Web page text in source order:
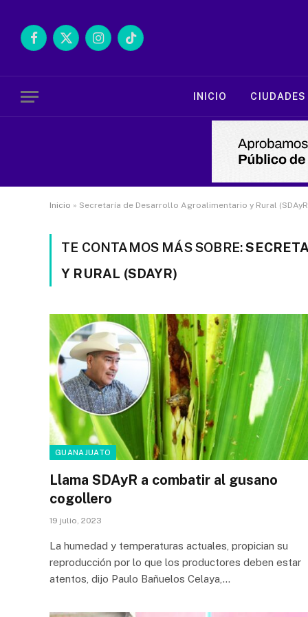
Facebook
X
InstagramTikTok
INICIO CIUDADES
Inicio » Secretaría de Desarrollo Agroalimentario y Rural
TE CONTAMOS MÁS SOBRE:
Y RURAL (SDAYR)
GUANAJUATO
Llama SDAyR a combatir al gusano
cogollero
19 julio, 2023
La humedad y temperaturas actuales, propician su
reproducción por lo que los productores deben estar
atentos, dijo Paulo Bañuelos Celaya,…